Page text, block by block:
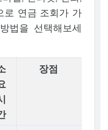
로 연금 조회가 가
법을 선택해보세
장점